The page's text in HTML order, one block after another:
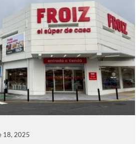
18, 2025